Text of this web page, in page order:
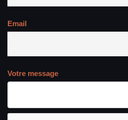
Email
Votre message